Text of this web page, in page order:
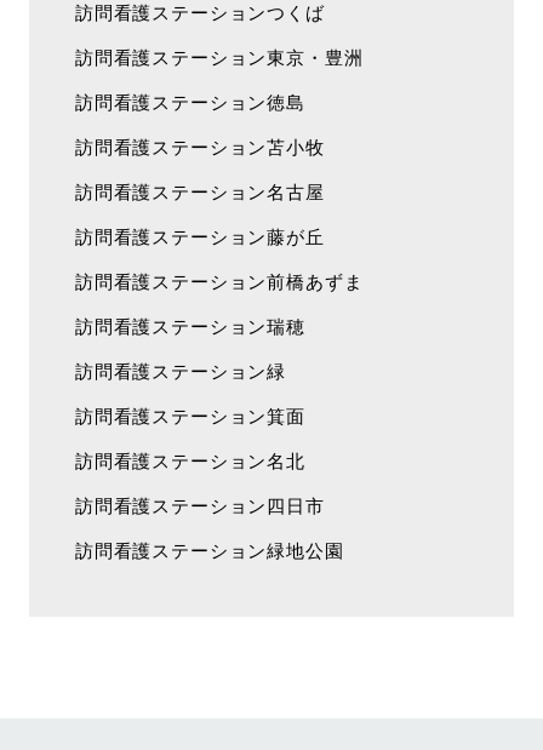
訪問看護ステーションつくば
訪問看護ステーション東京・豊洲
訪問看護ステーション徳島
訪問看護ステーション苫小牧
訪問看護ステーション名古屋
訪問看護ステーション藤が丘
訪問看護ステーション前橋あずま
訪問看護ステーション瑞穂
訪問看護ステーション緑
訪問看護ステーション箕面
訪問看護ステーション名北
訪問看護ステーション四日市
訪問看護ステーション緑地公園